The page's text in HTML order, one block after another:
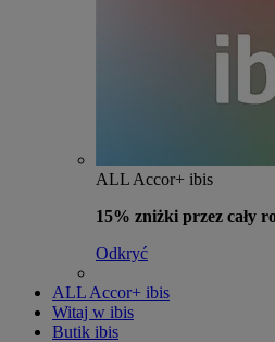
ALL Accor+ ibis
15% zniżki przez cały
Odkryć
ALL Accor+ ibis
Witaj w ibis
Butik ibis